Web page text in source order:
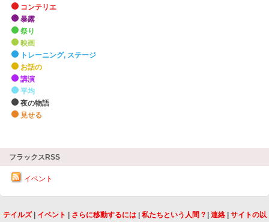
コンテリエ
暴露
祭り
映画
トレーニング, ステージ
お話の
講演
平均
夜の物語
見せる
フラックスRSS
イベント
テイルズ| イベント さらに移動するには| 私たちという人間 ?| 連絡| サイトの以